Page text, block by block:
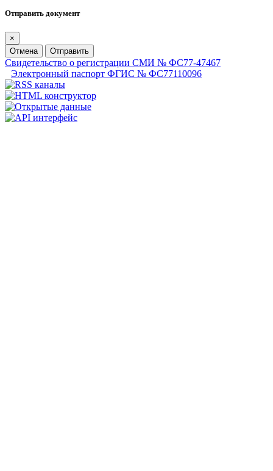
Отправить документ
×
Отмена
Отправить
Свидетельство о регистрации СМИ № ФС77-47467
Электронный паспорт ФГИС № ФС77110096